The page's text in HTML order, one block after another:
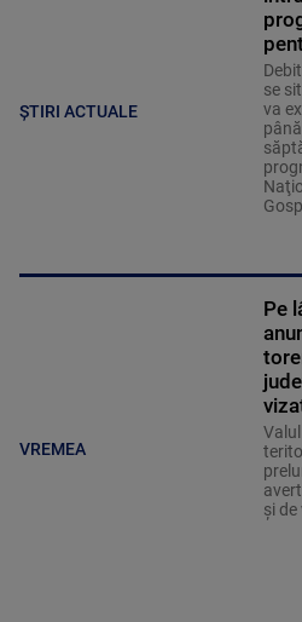
ȘTIRI ACTUALE
se
va
VREMEA
Pe
și de